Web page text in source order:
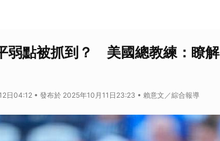
弱點被抓到？ 美國總教練：瞭解
日04:12 • 發布於 2025年10月11日23:23 • 賴意文／綜合報導